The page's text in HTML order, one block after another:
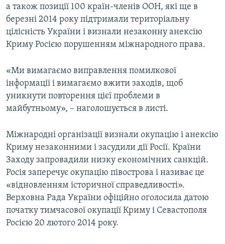
а також позиції 100 країн-членів ООН, які ще в
березні 2014 року підтримали територіальну
цілісність України і визнали незаконну анексію
Криму Росією порушенням міжнародного права.
«Ми вимагаємо виправлення помилкової
інформації і вимагаємо вжити заходів, щоб
уникнути повторення цієї проблеми в
майбутньому», – наголошується в листі.
Міжнародні організації визнали окупацію і анексію
Криму незаконними і засудили дії Росії. Країни
Заходу запровадили низку економічних санкцій.
Росія заперечує окупацію півострова і називає це
«відновленням історичної справедливості».
Верховна Рада України офіційно оголосила датою
початку тимчасової окупації Криму і Севастополя
Росією 20 лютого 2014 року.